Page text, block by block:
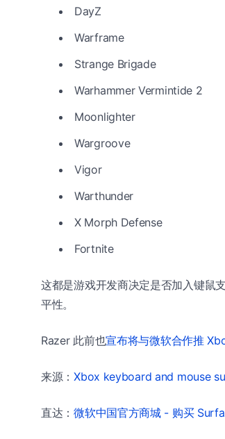
DayZ
Warframe
Strange Brigade
Warhammer Vermintide 2
Moonlighter
Wargroove
Vigor
Warthunder
X Morph Defense
Fortnite
这都是游戏开发商决定是否加入键鼠
平性。
Razer 此前也宣布将与微软合作推
来源：Xbox keyboard and mouse
直达：微软中国官方商城 - 购买